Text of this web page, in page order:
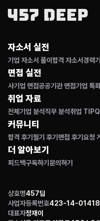
상호명457딥
사업자등록번호423-14-01418
대표자정재이
자소서 실전
기업 자소서 풀이 합격 자소서경력
면접 실전
사기업 면접공공기관 면접기업 특
취업 자료
전체 기업 분석직무 분석취업 TIP
커뮤니티
합격 후기 필기 후기 면접 후기 요청
더 알아보기
피드백구독하기 문의하기